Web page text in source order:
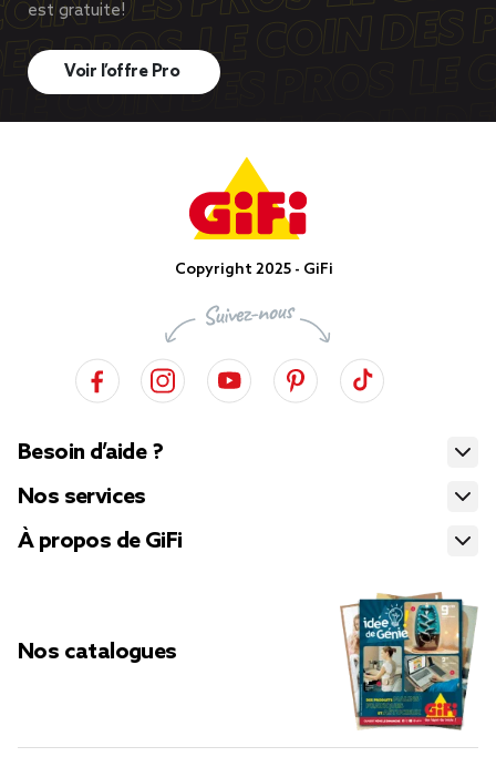
est gratuite!
Voir l’offre Pro
Copyright 2025 - GiFi
Besoin d’aide ?
Nos services
À propos de GiFi
Nos catalogues